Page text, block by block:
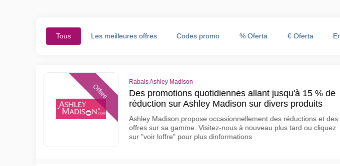
Tous Les meilleures offres Codes promo % Oferta € Oferta
Offres
Rabais Ashley Madison
Des promotions quotidiennes allant jusqu'à 15 % de
réduction sur Ashley Madison sur divers produits
Ashley Madison propose occasionnellement des réductions et des
offres sur sa gamme. Visitez-nous à nouveau plus tard ou cliquez
sur "voir loffre" pour plus dinformations